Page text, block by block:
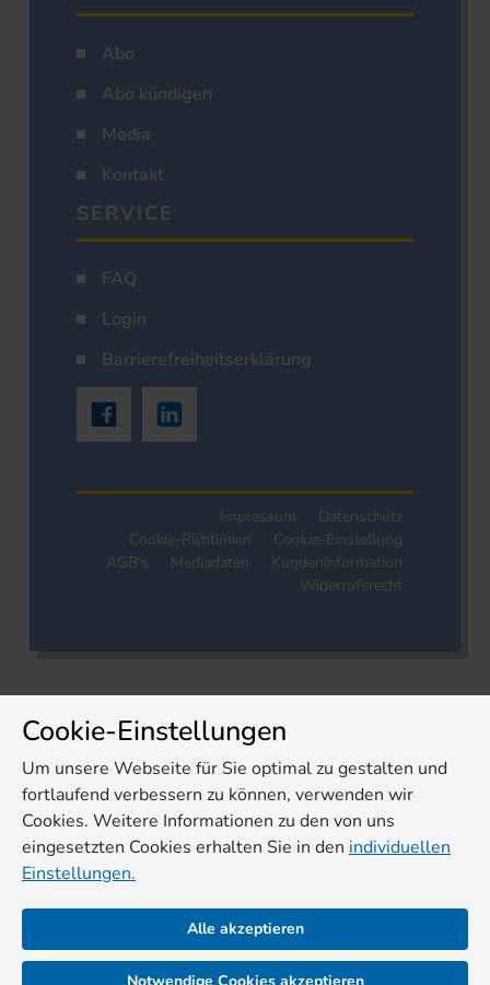
Abo
Abo kündigen
Media
Kontakt
SERVICE
FAQ
Login
Barrierefreiheitserklärung
Impressum
Datenschutz
Cookie-Richtlinien
Cookie-Einstellung
AGB's
Mediadaten
Kundeninformation
Widerrufsrecht
Cookie-Einstellungen
Um unsere Webseite für Sie optimal zu gestalten und
fortlaufend verbessern zu können, verwenden wir
Cookies. Weitere Informationen zu den von uns
eingesetzten Cookies erhalten Sie in den individuellen
Einstellungen.
Alle akzeptieren